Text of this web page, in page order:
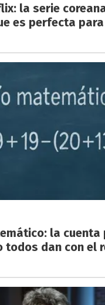
la serie
es perfecta
la cuenta
todos dan con el